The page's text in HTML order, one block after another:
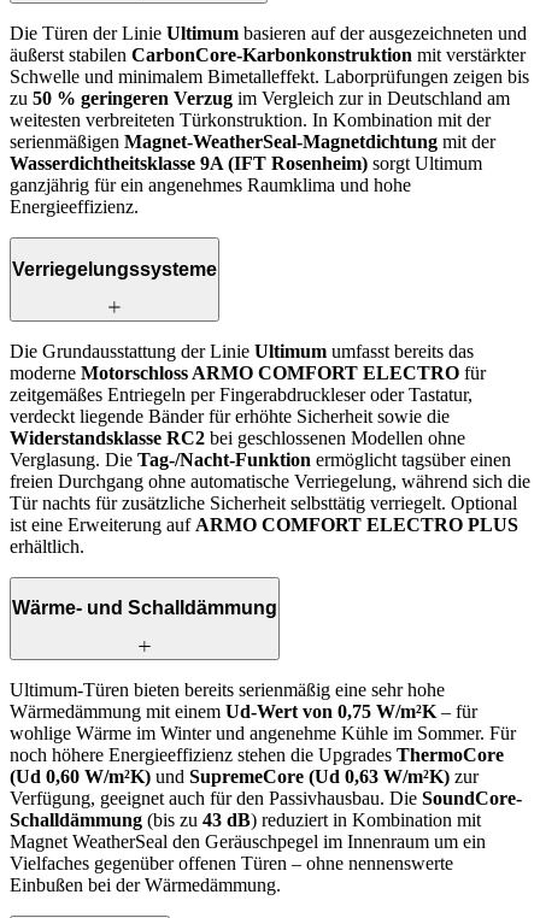
Die Türen der Linie Ultimum basieren auf der ausgezeichneten und
äußerst stabilen CarbonCore-Karbonkonstruktion mit verstärkter
Schwelle und minimalem Bimetalleffekt. Laborprüfungen zeigen bis
zu 50 % geringeren Verzug im Vergleich zur in Deutschland am
weitesten verbreiteten Tür­konstruktion. In Kombination mit der
serienmäßigen Magnet-WeatherSeal-Magnetdichtung mit der
Wasserdichtheitsklasse 9A (IFT Rosenheim) sorgt Ultimum
ganzjährig für ein angenehmes Raumklima und hohe
Energieeffizienz.
Verriegelungssysteme
Die Grundausstattung der Linie Ultimum umfasst bereits das
moderne Motorschloss ARMO COMFORT ELECTRO für
zeitgemäßes Entriegeln per Fingerabdruckleser oder Tastatur,
verdeckt liegende Bänder für erhöhte Sicherheit sowie die
Widerstandsklasse RC2 bei geschlossenen Modellen ohne
Verglasung. Die Tag-/Nacht-Funktion ermöglicht tagsüber einen
freien Durchgang ohne automatische Verriegelung, während sich die
Tür nachts für zusätzliche Sicherheit selbsttätig verriegelt. Optional
ist eine Erweiterung auf ARMO COMFORT ELECTRO PLUS
erhältlich.
Wärme- und Schalldämmung
Ultimum-Türen bieten bereits serienmäßig eine sehr hohe
Wärmedämmung mit einem Ud-Wert von 0,75 W/m²K – für
wohlige Wärme im Winter und angenehme Kühle im Sommer. Für
noch höhere Energieeffizienz stehen die Upgrades ThermoCore
(Ud 0,60 W/m²K) und SupremeCore (Ud 0,63 W/m²K) zur
Verfügung, geeignet auch für den Passivhausbau. Die SoundCore-
Schalldämmung (bis zu 43 dB) reduziert in Kombination mit
Magnet WeatherSeal den Geräuschpegel im Innenraum um ein
Vielfaches gegenüber offenen Türen – ohne nennenswerte
Einbußen bei der Wärmedämmung.